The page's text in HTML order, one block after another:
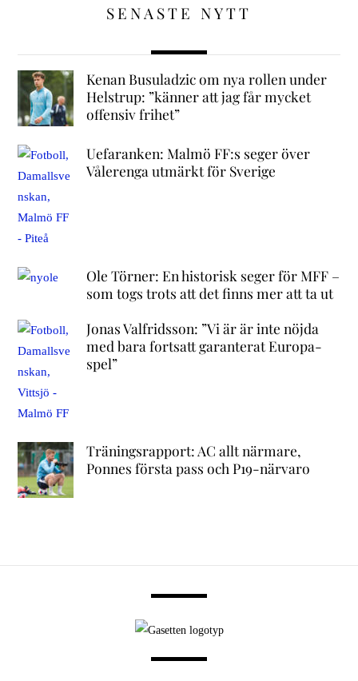
SENASTE NYTT
Kenan Busuladzic om nya rollen under
Helstrup: ”känner att jag får mycket
offensiv frihet”
Uefaranken: Malmö FF:s seger över
Vålerenga utmärkt för Sverige
Ole Törner: En historisk seger för MFF –
som togs trots att det finns mer att ta ut
Jonas Valfridsson: ”Vi är är inte nöjda
med bara fortsatt garanterat Europa-
spel”
Träningsrapport: AC allt närmare,
Ponnes första pass och P19-närvaro